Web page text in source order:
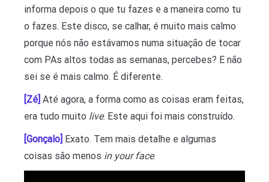
informa depois o que tu fazes e a maneira como tu
o fazes. Este disco, se calhar, é muito mais calmo
porque nós não estávamos numa situação de tocar
com PAs altos todas as semanas, percebes? E não
sei se é mais calmo. É diferente.
[Zé] Até agora, a forma como as coisas eram feitas,
era tudo muito live. Este aqui foi mais construído.
[Gonçalo] Exato. Tem mais detalhe e algumas
coisas são menos in your face.